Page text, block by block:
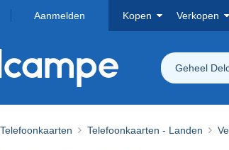
Aanmelden Kopen Verkopen
Geheel
Telefoonkaarten Telefoonkaarten - Landen